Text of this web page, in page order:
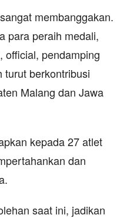
membanggakan.
para peraih medali,
official, pendamping
turut berkontribusi
Malang dan Jawa
kepada 27 atlet
dan
saat ini, jadikan